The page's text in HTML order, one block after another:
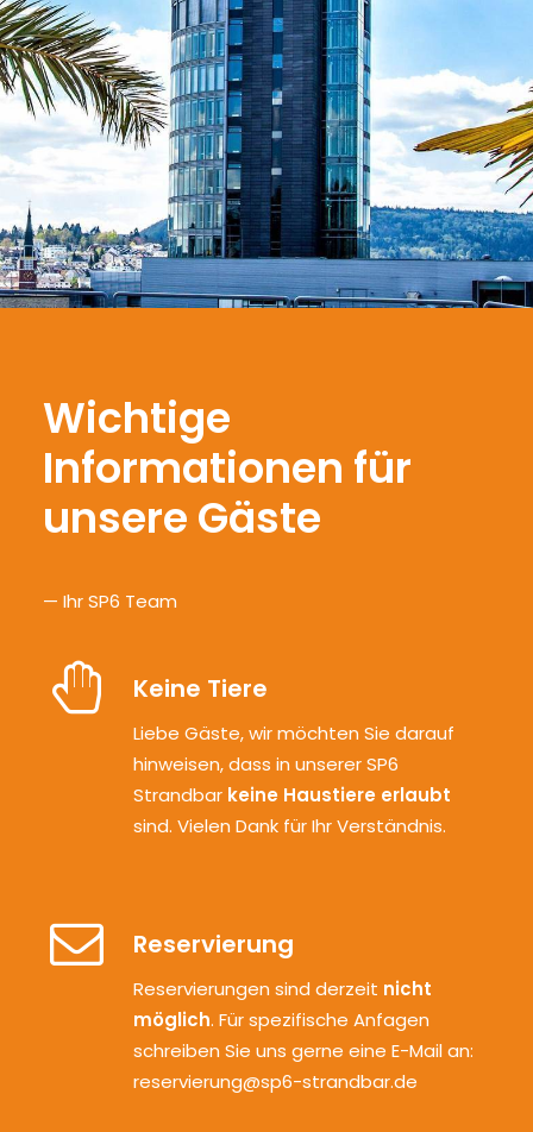
Wichtige
Informationen für
unsere Gäste
— Ihr SP6 Team
Keine Tiere
Liebe Gäste, wir möchten Sie darauf
hinweisen, dass in unserer SP6
Strandbar keine Haustiere erlaubt
sind. Vielen Dank für Ihr Verständnis.
Reservierung
Reservierungen sind derzeit nicht
möglich. Für spezifische Anfagen
schreiben Sie uns gerne eine E-Mail an:
reservierung@sp6-strandbar.de